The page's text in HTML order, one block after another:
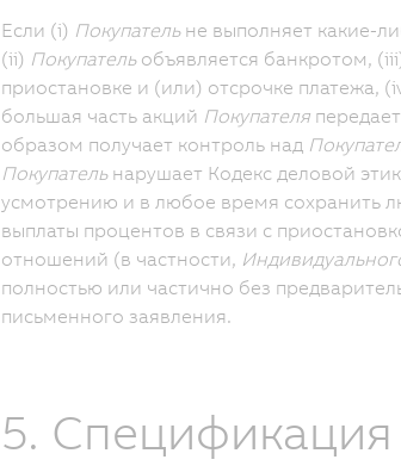
Если (i) Покупательне выполняет какие-
(ii) Покупательобъявляется банкротом,
приостановке и (или) отсрочке платежа,
большая часть акций Покупателя
образом получает контроль над
Покупательнарушает Кодекс деловой
усмотрению и в любое время сохранить
выплаты процентов в связи с
отношений (в частности,
полностью или частично без
письменного заявления.
5.